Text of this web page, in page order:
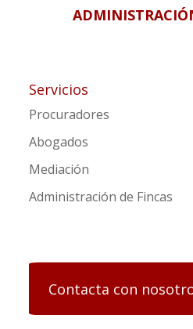
Servicios
Procuradores
Abogados
Mediación
Administración de Fincas
Contacta con